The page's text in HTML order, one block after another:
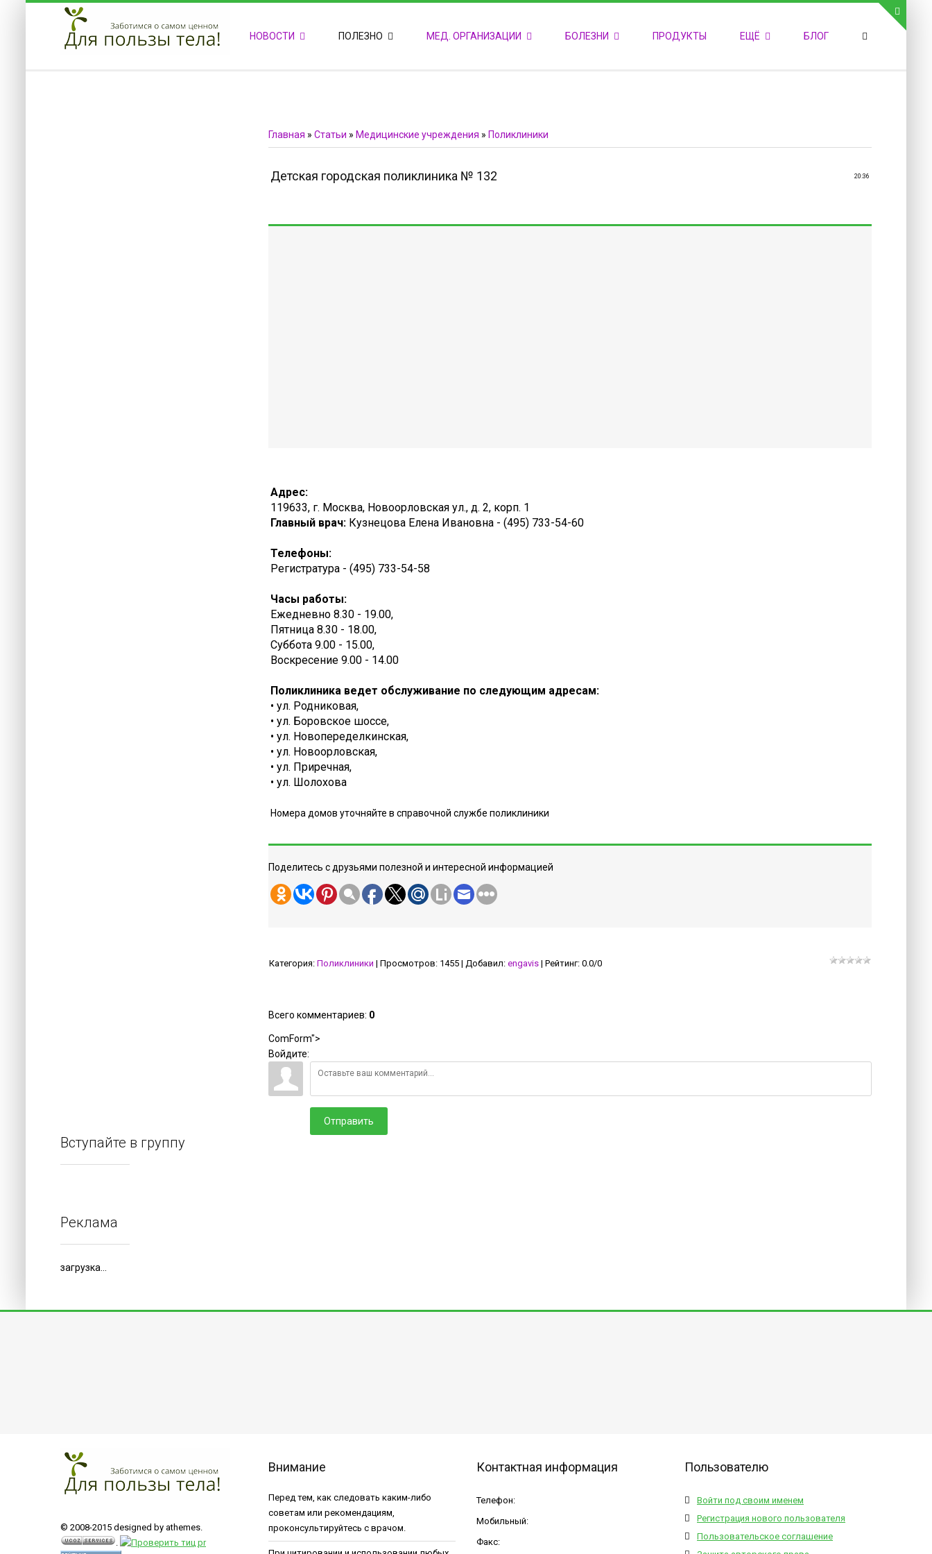
ПРИВЕТСТВУЕМ НА НАШЕМ САЙТЕ
Блок скоро обновится
ПОПУЛЯРНЫЕ НОВОСТИ СВЯЗЬ С АДМИНИСТРАЦИЕЙ САЙТА
Телефон:
НОВОСТИ ПОЛЕЗНО МЕД. ОРГАНИЗАЦИИ БОЛЕЗНИ ПРОДУКТЫ ЕЩЁ БЛОГ
Главная » Статьи » Медицинские учреждения » Поликлиники
20:36
Детская городская поликлиника № 132
Адрес:
119633, г. Москва, Новоорловская ул., д. 2, корп. 1
Главный врач: Кузнецова Елена Ивановна - (495) 733-54-60
Телефоны:
Регистратура - (495) 733-54-58
Часы работы:
Ежедневно 8.30 - 19.00,
Пятница 8.30 - 18.00,
Суббота 9.00 - 15.00,
Воскресение 9.00 - 14.00
Поликлиника ведет обслуживание по следующим адресам:
• ул. Родниковая,
• ул. Боровское шоссе,
• ул. Новопеределкинская,
• ул. Новоорловская,
• ул. Приречная,
• ул. Шолохова
Номера домов уточняйте в справочной службе поликлиники
Поделитесь с друзьями полезной и интересной информацией
Категория: Поликлиники | Просмотров: 1455 | Добавил: engavis | Рейтинг: 0.0/0
Всего комментариев: 0
ComForm">
Войдите:
Отправить
Вступайте в группу
Реклама
загрузка...
© 2008-2015 designed by athemes.
.
Внимание
Перед тем, как следовать каким-либо
советам или рекомендациям,
проконсультируйтесь с врачом.
Контактная информация
Телефон:
Мобильный:
Факс:
Пользователю
Войти под своим именем
Регистрация нового пользователя
Пользовательское соглашение